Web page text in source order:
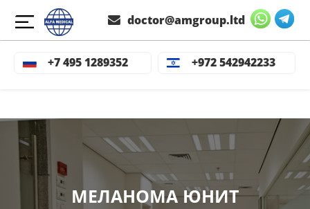
+7 495 1289352 +972 542942233
doctor@amgroup.ltd
МЕЛАНОМА ЮНИТ